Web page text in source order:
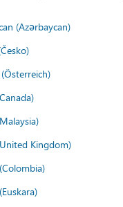
(Azərbaycan)
Kingdom)